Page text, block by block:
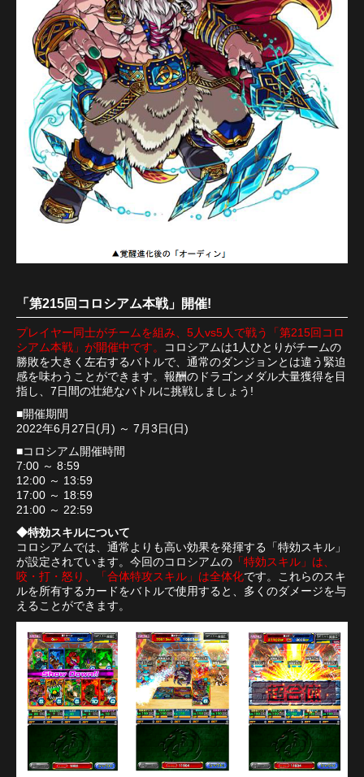
「第215回コロシアム本戦」開催!
プレイヤー同士がチームを組み、5人vs5人で戦う「第215回コロ
シアム本戦」が開催中です。
コロシアムは1人ひとりがチームの
勝敗を大きく左右するバトルで、通常のダンジョンとは違う緊迫
感を味わうことができます。報酬のドラゴンメダル大量獲得を目
指し、7日間の壮絶なバトルに挑戦しましょう!
■開催期間
2022年6月27日(月) ～ 7月3日(日)
■コロシアム開催時間
7:00 ～ 8:59
12:00 ～ 13:59
17:00 ～ 18:59
21:00 ～ 22:59
◆特効スキルについて
コロシアムでは、通常よりも高い効果を発揮する「特効スキル」
が設定されています。今回のコロシアムの 「特効スキル」は、
咬・打・怒り、「合体特攻スキル」は全体化です。これらのスキ
ルを所有するカードをバトルで使用すると、多くのダメージを与
えることができます。